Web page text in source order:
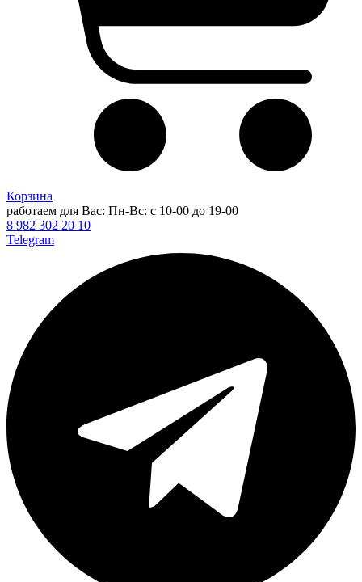
Корзина
работаем для Вас: Пн-Вс: с 10-00 до 19-00
8 982 302 20 10
Telegram